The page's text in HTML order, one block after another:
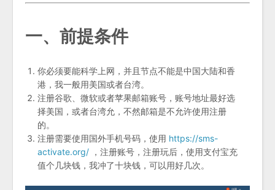
一、前提条件
你必须要能科学上网，并且节点不能是中国大陆和香
港，我一般用美国或者台湾。
注册谷歌、微软或者苹果邮箱账号，账号地址最好选
择美国，或者台湾允，不然邮箱是不允许使用注册
的。
注册需要使用国外手机号码，使用 https://sms-
activate.org/ ，注册账号，注册玩后，使用支付宝充
值个几块钱，我冲了十块钱，可以用好几次。